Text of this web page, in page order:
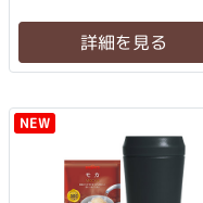
詳細を見る
NEW